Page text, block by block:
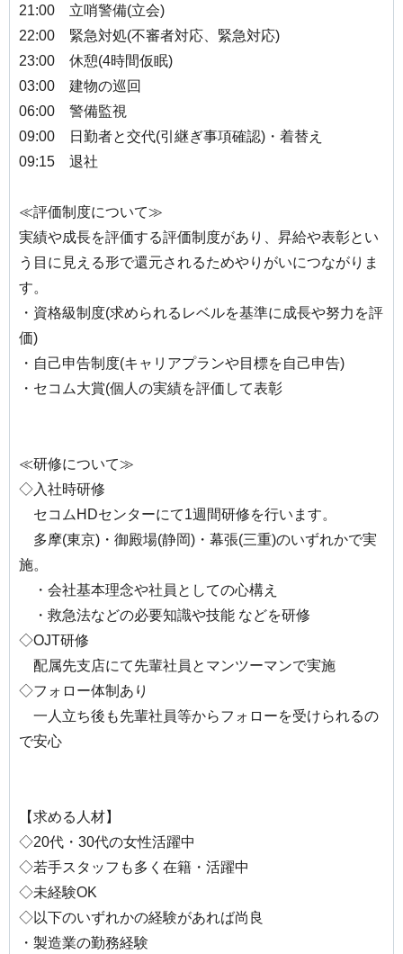
21:00 立哨警備(立会)
22:00 緊急対処(不審者対応、緊急対応)
23:00 休憩(4時間仮眠)
03:00 建物の巡回
06:00 警備監視
09:00 日勤者と交代(引継ぎ事項確認)・着替え
09:15 退社
≪評価制度について≫
実績や成長を評価する評価制度があり、昇給や表彰とい
う目に見える形で還元されるためやりがいにつながりま
す。
・資格級制度(求められるレベルを基準に成長や努力を評
価)
・自己申告制度(キャリアプランや目標を自己申告)
・セコム大賞(個人の実績を評価して表彰
≪研修について≫
◇入社時研修
セコムHDセンターにて1週間研修を行います。
多摩(東京)・御殿場(静岡)・幕張(三重)のいずれかで実
施。
・会社基本理念や社員としての心構え
・救急法などの必要知識や技能 などを研修
◇OJT研修
配属先支店にて先輩社員とマンツーマンで実施
◇フォロー体制あり
一人立ち後も先輩社員等からフォローを受けられるの
で安心
【求める人材】
◇20代・30代の女性活躍中
◇若手スタッフも多く在籍・活躍中
◇未経験OK
◇以下のいずれかの経験があれば尚良
・製造業の勤務経験